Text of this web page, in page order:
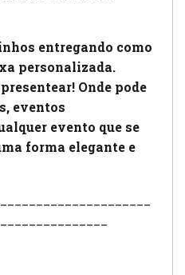
entregando como
personalizada.
Onde pode
eventos
evento que se
forma elegante e